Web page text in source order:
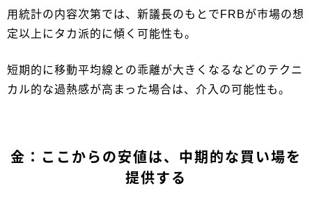
用統計の内容次第では、新議長のもとでFRBが市場の想
定以上にタカ派的に傾く可能性も。
短期的に移動平均線との乖離が大きくなるなどのテクニ
カル的な過熱感が高まった場合は、介入の可能性も。
金：ここからの安値は、中期的な買い場を
提供する